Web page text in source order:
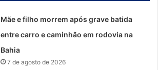
Mãe e filho morrem após grave batida
entre carro e caminhão em rodovia na
Bahia
7 de agosto de 2026